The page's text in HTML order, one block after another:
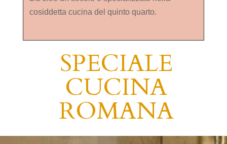
cosiddetta cucina del quinto quarto.
SPECIALE
CUCINA
ROMANA